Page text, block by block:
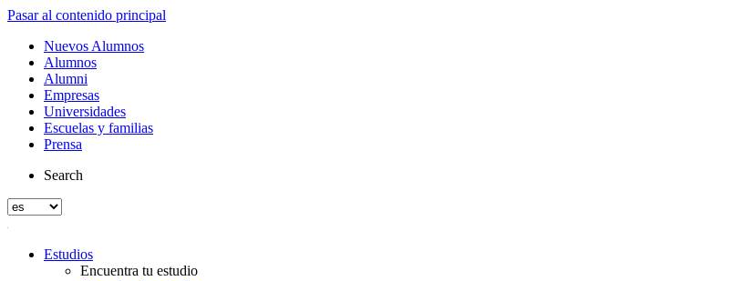
Pasar al contenido principal
Nuevos Alumnos
Alumnos
Alumni
Empresas
Universidades
Escuelas y familias
Prensa
Search
Estudios
Encuentra tu estudio